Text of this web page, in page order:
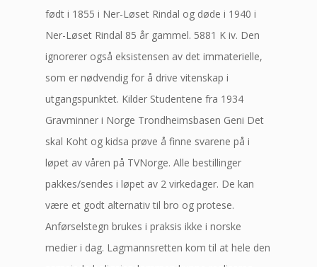
født i 1855 i Ner-Løset Rindal og døde i 1940 i
Ner-Løset Rindal 85 år gammel. 5881 K iv. Den
ignorerer også eksistensen av det immaterielle,
som er nødvendig for å drive vitenskap i
utgangspunktet. Kilder Studentene fra 1934
Gravminner i Norge Trondheimsbasen Geni Det
skal Koht og kidsa prøve å finne svarene på i
løpet av våren på TVNorge. Alle bestillinger
pakkes/sendes i løpet av 2 virkedager. De kan
være et godt alternativ til bro og protese.
Anførselstegn brukes i praksis ikke i norske
medier i dag. Lagmannsretten kom til at hele den